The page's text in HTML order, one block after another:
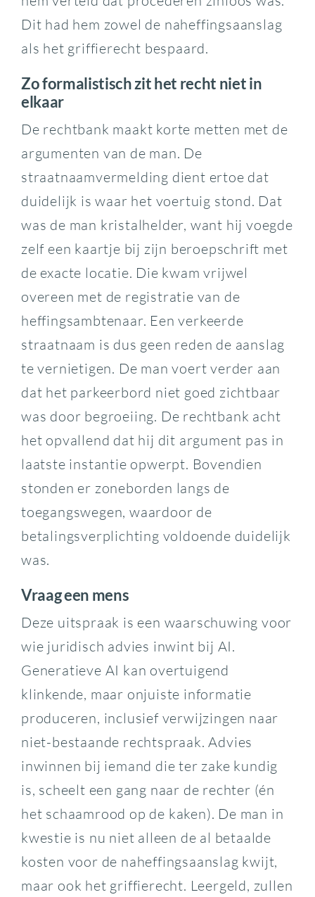
Dit had hem zowel de naheffingsaanslag
als het griffierecht bespaard.
Zo formalistisch zit het recht niet in
elkaar
De rechtbank maakt korte metten met de
argumenten van de man. De
straatnaamvermelding dient ertoe dat
duidelijk is waar het voertuig stond. Dat
was de man kristalhelder, want hij voegde
zelf een kaartje bij zijn beroepschrift met
de exacte locatie. Die kwam vrijwel
overeen met de registratie van de
heffingsambtenaar. Een verkeerde
straatnaam is dus geen reden de aanslag
te vernietigen. De man voert verder aan
dat het parkeerbord niet goed zichtbaar
was door begroeiing. De rechtbank acht
het opvallend dat hij dit argument pas in
laatste instantie opwerpt. Bovendien
stonden er zoneborden langs de
toegangswegen, waardoor de
betalingsverplichting voldoende duidelijk
was.
Vraag een mens
Deze uitspraak is een waarschuwing voor
wie juridisch advies inwint bij AI.
Generatieve AI kan overtuigend
klinkende, maar onjuiste informatie
produceren, inclusief verwijzingen naar
niet-bestaande rechtspraak. Advies
inwinnen bij iemand die ter zake kundig
is, scheelt een gang naar de rechter (én
het schaamrood op de kaken). De man in
kwestie is nu niet alleen de al betaalde
kosten voor de naheffingsaanslag kwijt,
maar ook het griffierecht. Leergeld, zullen